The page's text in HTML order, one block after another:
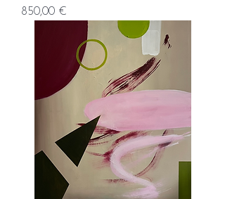
Prix
850,00 €